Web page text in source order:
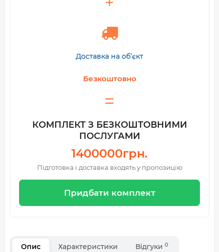
Доставка на об’єкт
Безкоштовно
КОМПЛЕКТ З БЕЗКОШТОВНИМИ
ПОСЛУГАМИ
1400000грн.
Підготовка і доставка входять у пропозицію
Придбати комплект
Опис Характеристики Відгуки 0